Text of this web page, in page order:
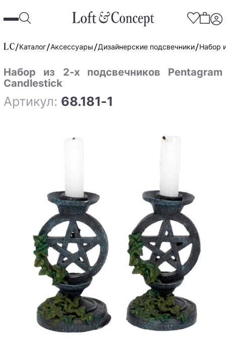
Каталог Аксессуары Дизайнерские подсвечники Набор
Набор из 2-х подсвечников Pentagram
Candlestick
Артикул: 68.181-1